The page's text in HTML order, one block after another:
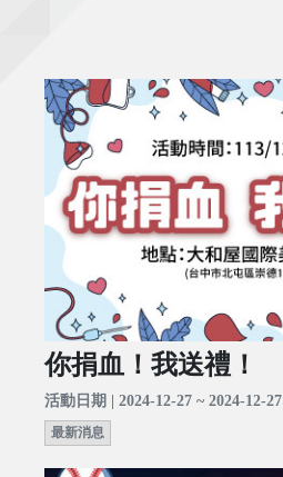
你捐血！我送禮！
活動日期 | 2024-12-27 ~ 2024-12-27
最新消息